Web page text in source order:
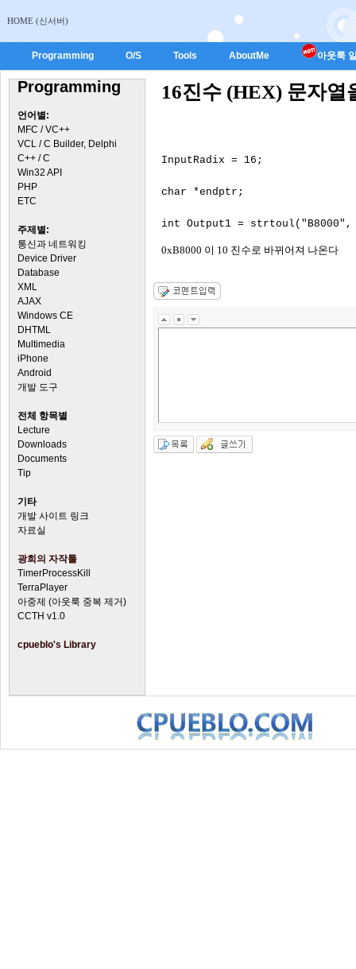
HOME (신서버)
Programming O/S Tools AboutMe 아웃룩
Programming
언어별:
MFC / VC++
VCL / C Builder, Delphi
C++ / C
Win32 API
PHP
ETC
주제별:
통신과 네트워킹
Device Driver
Database
XML
AJAX
Windows CE
DHTML
Multimedia
iPhone
Android
개발 도구
전체 항목별
Lecture
Downloads
Documents
Tip
기타
개발 사이트 링크
자료실
광희의 자작툴
TimerProcessKill
TerraPlayer
아중제 (아웃룩 중복 제거)
CCTH v1.0
cpueblo's Library
16진수 (HEX) 문자열
InputRadix = 16;
char *endptr;
0xB8000 이 10 진수로 바뀌어져 나온다